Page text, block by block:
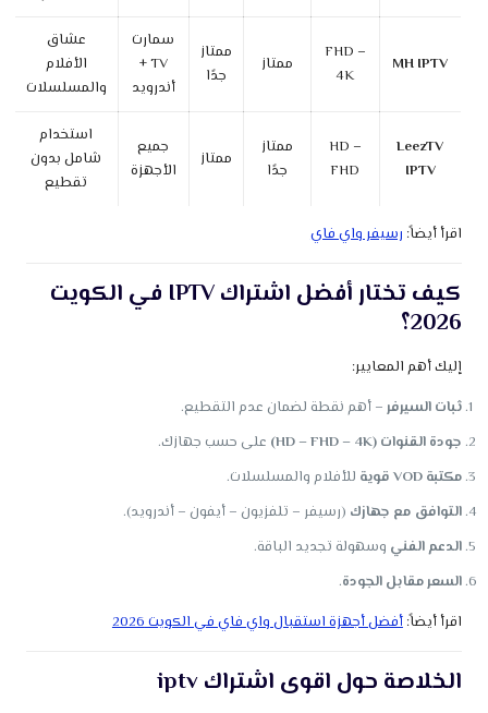
MH IPTV
FHD –
4K
ممتاز
ممتاز
جدًا
سمارت
TV +
أندرويد
عشاق
الأفلام
والمسلسلات
LeezTV
IPTV
HD –
FHD
ممتاز
جدًا
ممتاز
جميع
الأجهزة
استخدام
شامل بدون
تقطيع
اقرأ أيضاً: رسيفر واي فاي
كيف تختار أفضل اشتراك IPTV في الكويت
2026؟
إليك أهم المعايير:
ثبات السيرفر – أهم نقطة لضمان عدم التقطيع.
جودة القنوات (HD – FHD – 4K)
على حسب جهازك.
مكتبة VOD قوية
للأفلام والمسلسلات.
التوافق مع جهازك (رسيفر – تلفزيون – أيفون – أندرويد).
الدعم الفني وسهولة تجديد الباقة.
السعر مقابل الجودة.
اقرأ أيضاً:أفضل أجهزة استقبال واي فاي في الكويت 2026
الخلاصة حول اقوى اشتراك iptv